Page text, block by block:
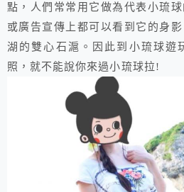
點，人們常常用它做為代表小琉
或廣告宣傳上都可以看到它的身
湖的雙心石滬。因此到小琉球遊
照，就不能說你來過小琉球拉!